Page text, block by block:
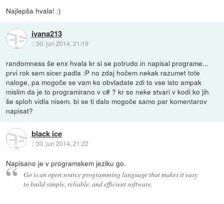
Najlepša hvala! :)
ivana213
::30. jun 2014, 21:19
randomness še enx hvala kr si se potrudo in napisal programe...
prvi rok sem sicer padla :P no zdaj hočem nekak razumet tote
naloge, pa mogoče se vam ko obvladate zdi to vse isto ampak
mislim da je to programirano v c# ? kr so neke stvari v kodi ko jih
še sploh vidla nisem. bi se ti dalo mogoče samo par komentarov
napisat?
black ice
::30. jun 2014, 21:22
Napisano je v programskem jeziku go.
Go is an open source programming language that makes it easy
to build simple, reliable, and efficient software.